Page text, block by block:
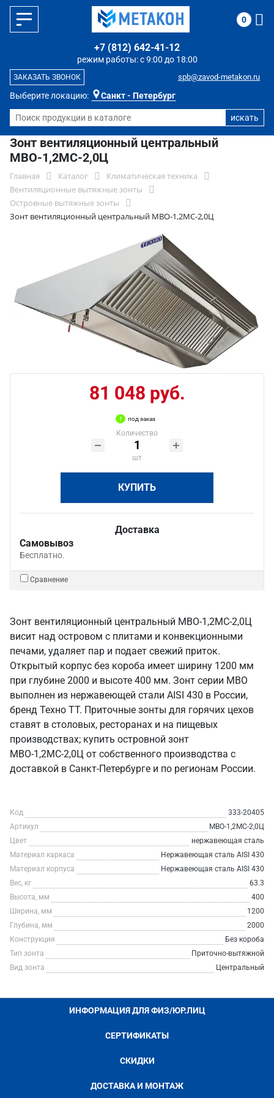
Выберите локацию: Санкт - Петербург
режим работы: с 9:00 до 18:00
+7 (812) 642-41-12
spb@zavod-metakon.ru
ЗАКАЗАТЬ ЗВОНОК
0
Зонт вентиляционный центральный
МВО-1,2МС-2,0Ц
Главная Каталог
Климатическая техника
Вентиляционные вытяжные зонты
Островные вытяжные зонты
Зонт вентиляционный центральный МВО-1,2МС-2,0Ц
81 048 руб.
под заказ
Количество
шт
КУПИТЬ
Доставка
Самовывоз
Бесплатно.
Сравнение
Зонт вентиляционный центральный МВО-1,2МС-2,0Ц
висит над островом с плитами и конвекционными
печами, удаляет пар и подает свежий приток.
Открытый корпус без короба имеет ширину 1200 мм
при глубине 2000 и высоте 400 мм. Зонт серии МВО
выполнен из нержавеющей стали AISI 430 в России,
бренд Техно ТТ. Приточные зонты для горячих цехов
ставят в столовых, ресторанах и на пищевых
производствах; купить островной зонт
МВО-1,2МС-2,0Ц от собственного производства с
доставкой в Санкт‑Петербурге и по регионам России.
Код
333-20405
Артикул
МВО-1,2МС-2,0Ц
Цвет
нержавеющая сталь
Материал каркаса
Нержавеющая сталь AISI 430
Материал корпуса
Нержавеющая сталь AISI 430
Вес, кг
63.3
Высота, мм
400
Ширина, мм
1200
Глубина, мм
2000
Конструкция
Без короба
Тип зонта
Приточно-вытяжной
Вид зонта
Центральный
ИНФОРМАЦИЯ ДЛЯ ФИЗ/ЮР.ЛИЦ
СЕРТИФИКАТЫ
СКИДКИ
ДОСТАВКА И МОНТАЖ